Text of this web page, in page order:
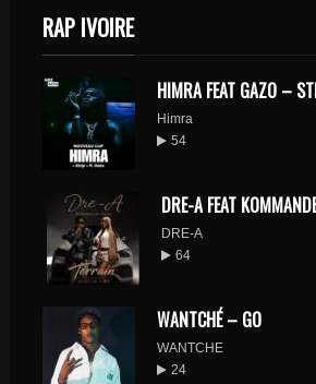
RAP IVOIRE
HIMRA FEAT GAZO –
Himra
54
DRE-A FEAT
DRE-A
64
WANTCHÉ – GO
WANTCHE
24